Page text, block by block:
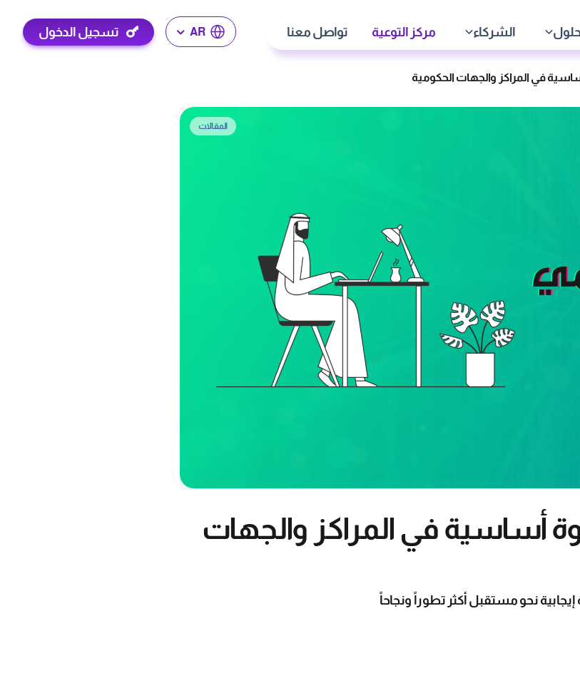
الشركاء مركز التوعية تواصل معنا AR تسجيل الدخول
في المراكز والجهات الحكومية
المقالات
أساسية في المراكز والجهات
نحو مستقبل أكثر تطوراً ونجاحاً